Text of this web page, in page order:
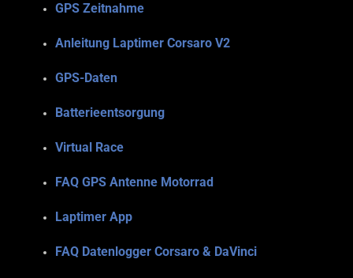
GPS Zeitnahme
Anleitung Laptimer Corsaro V2
GPS-Daten
Batterieentsorgung
Virtual Race
FAQ GPS Antenne Motorrad
Laptimer App
FAQ Datenlogger Corsaro & DaVinci